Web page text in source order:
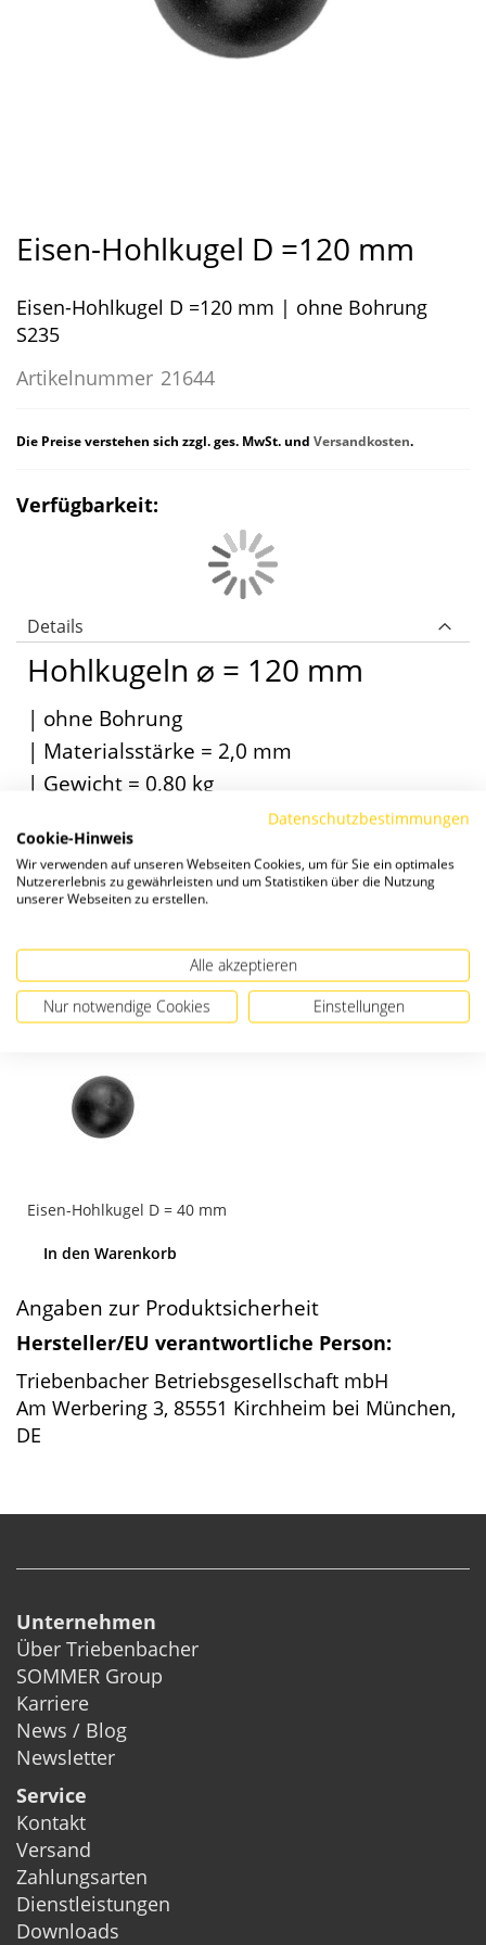
Anfang
der
springen
Eisen-Hohlkugel D =120 mm
Eisen-Hohlkugel D =120 mm | ohne Bohrung
S235
Artikelnummer 21644
Die Preise verstehen sich zzgl. ges. MwSt. und Versandkosten.
Verfügbarkeit:
Details
Hohlkugeln ⌀ = 120 mm
| ohne Bohrung
| Materialsstärke = 2,0 mm
| Gewicht = 0,80 kg
Passendes Zubehör
Eisen-Hohlkugel D = 40 mm
In den Warenkorb
Angaben zur Produktsicherheit
Hersteller/EU verantwortliche Person:
Triebenbacher Betriebsgesellschaft mbH
Am Werbering 3, 85551 Kirchheim bei München,
DE
Unternehmen
Über Triebenbacher
SOMMER Group
Karriere
News / Blog
Newsletter
Service
Kontakt
Versand
Zahlungsarten
Dienstleistungen
Downloads
Datenschutzbestimmungen
Cookie-Hinweis
Wir verwenden auf unseren Webseiten Cookies, um für Sie ein optimales
Nutzererlebnis zu gewährleisten und um Statistiken über die Nutzung
unserer Webseiten zu erstellen.
Alle akzeptieren
Nur notwendige Cookies Einstellungen